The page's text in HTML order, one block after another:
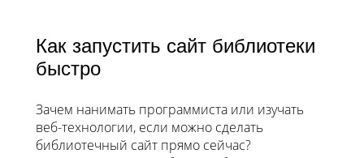
Как запустить сайт библиотеки
быстро
Зачем нанимать программиста или изучать
веб-технологии, если можно сделать
библиотечный сайт прямо сейчас?